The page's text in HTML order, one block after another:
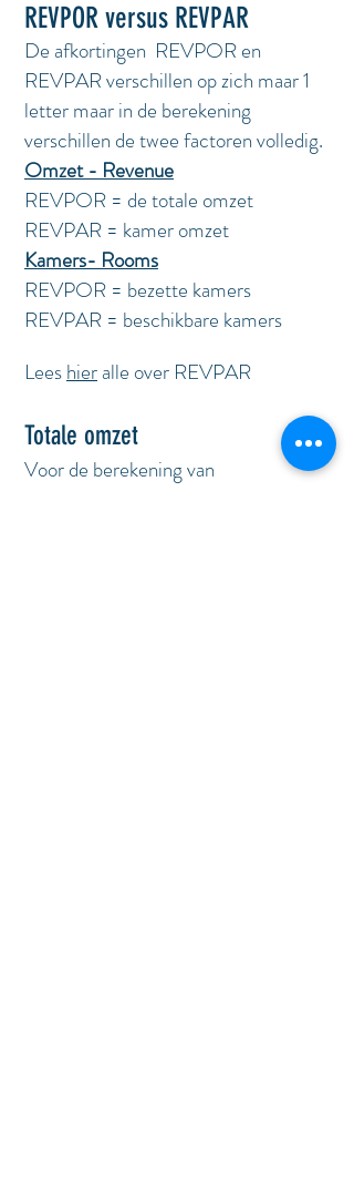
| Terug naar : ABC van de hotellerie |
REVPOR versus REVPAR
De afkortingen REVPOR en
REVPAR verschillen op zich maar 1
letter maar in de berekening
verschillen de twee factoren volledig.
Omzet - Revenue
REVPOR = de totale omzet
REVPAR = kamer omzet
Kamers- Rooms
REVPOR = bezette kamers
REVPAR = beschikbare kamers
Leeshieralle over REVPAR
Totale omzet
Voor de berekening van